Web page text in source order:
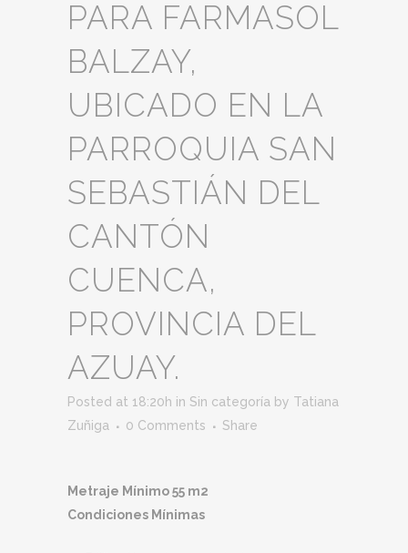
PARA FARMASOL
BALZAY,
UBICADO EN LA
PARROQUIA SAN
SEBASTIÁN DEL
CANTÓN
CUENCA,
PROVINCIA DEL
AZUAY.
Posted at 18:20h in Sin categoría by Tatiana
Zuñiga
0 Comments Share
Metraje Mínimo 55 m2
Condiciones Mínimas